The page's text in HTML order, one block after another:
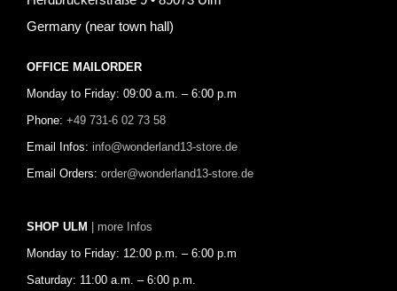
Germany (near town hall)
OFFICE MAILORDER
Monday to Friday: 09:00 a.m. – 6:00 p.m
Phone: +49 731-6 02 73 58
Email Infos: info@wonderland13-store.de
Email Orders: order@wonderland13-store.de
SHOP ULM | more Infos
Monday to Friday: 12:00 p.m. – 6:00 p.m
Saturday: 11:00 a.m. – 6:00 p.m.